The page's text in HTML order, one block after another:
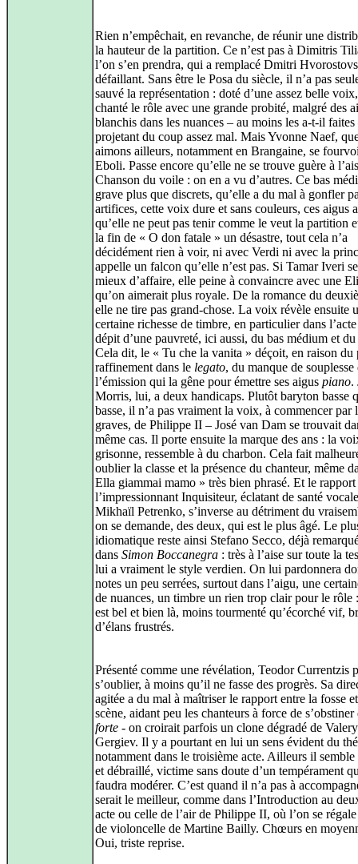
Rien n’empêchait, en revanche, de réunir une
la hauteur de la partition. Ce n’est pas à Dimitris
l’on s’en prendra, qui a remplacé Dmitri
défaillant. Sans être le Posa du siècle, il n’a pas
sauvé la représentation : doté d’une assez belle
chanté le rôle avec une grande probité, malgré des
blanchis dans les nuances – au moins les a-t-il faites
projetant du coup assez mal. Mais Yvonne Naef,
aimons ailleurs, notamment en Brangaine, se
Eboli. Passe encore qu’elle ne se trouve guère à
Chanson du voile : on en a vu d’autres. Ce bas
grave plus que discrets, qu’elle a du mal à gonfler
artifices, cette voix dure et sans couleurs, ces aigus
qu’elle ne peut pas tenir comme le veut la partition
la fin de « O don fatale » un désastre, tout cela n’a
décidément rien à voir, ni avec Verdi ni avec la
appelle un falcon qu’elle n’est pas. Si Tamar Iveri
mieux d’affaire, elle peine à convaincre avec une
qu’on aimerait plus royale. De la romance du
elle ne tire pas grand-chose. La voix révèle ensuite
certaine richesse de timbre, en particulier dans
dépit d’une pauvreté, ici aussi, du bas médium et
Cela dit, le « Tu che la vanita » déçoit, en raison du
raffinement dans le legato, du manque de souplesse
l’émission qui la gêne pour émettre ses aigus piano.
Morris, lui, a deux handicaps. Plutôt baryton basse
basse, il n’a pas vraiment la voix, à commencer par
graves, de Philippe II – José van Dam se trouvait
même cas. Il porte ensuite la marque des ans : la
grisonne, ressemble à du charbon. Cela fait
oublier la classe et la présence du chanteur, même
Ella giammai mamo » très bien phrasé. Et le rapport
l’impressionnant Inquisiteur, éclatant de santé
Mikhaïl Petrenko, s’inverse au détriment du
on se demande, des deux, qui est le plus âgé. Le
idiomatique reste ainsi Stefano Secco, déjà
dans Simon Boccanegra : très à l’aise sur toute la
lui a vraiment le style verdien. On lui pardonnera
notes un peu serrées, surtout dans l’aigu, une
de nuances, un timbre un rien trop clair pour le rôle
est bel et bien là, moins tourmenté qu’écorché vif,
d’élans frustrés.
Présenté comme une révélation, Teodor Currentzis
s’oublier, à moins qu’il ne fasse des progrès. Sa
agitée a du mal à maîtriser le rapport entre la fosse
scène, aidant peu les chanteurs à force de s’obstiner
forte - on croirait parfois un clone dégradé de Valery
Gergiev. Il y a pourtant en lui un sens évident du
notamment dans le troisième acte. Ailleurs il semble
et débraillé, victime sans doute d’un tempérament
faudra modérer. C’est quand il n’a pas à
serait le meilleur, comme dans l’Introduction au
acte ou celle de l’air de Philippe II, où l’on se
de violoncelle de Martine Bailly. Chœurs en
Oui, triste reprise.